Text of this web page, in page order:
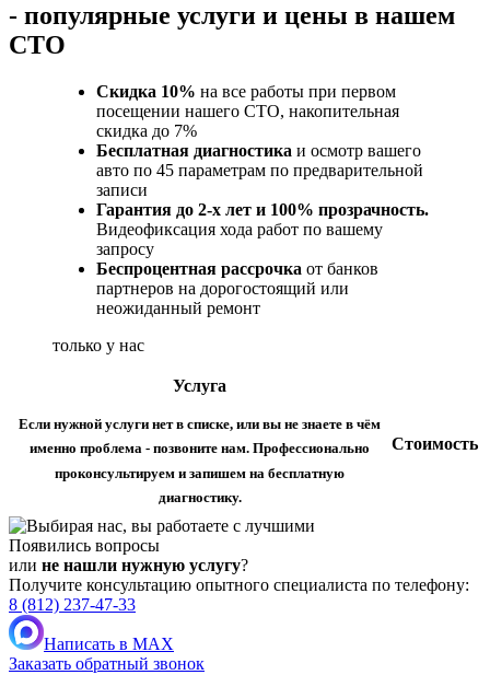
- популярные услуги и цены в нашем
СТО
Скидка 10% на все работы при первом
посещении нашего СТО, накопительная
скидка до 7%
Бесплатная диагностика и осмотр вашего
авто по 45 параметрам по предварительной
записи
Гарантия до 2-х лет и 100% прозрачность.
Видеофиксация хода работ по вашему
запросу
Беспроцентная рассрочка от банков
партнеров на дорогостоящий или
неожиданный ремонт
только у нас
Услуга
Если нужной услуги нет в списке, или вы не знаете в чём
именно проблема - позвоните нам. Профессионально
проконсультируем и запишем на бесплатную
диагностику.
Стоимость
Появились вопросы
или не нашли нужную услугу?
Получите консультацию опытного специалиста по телефону:
8 (812) 237-47-33
Написать в MAX
Заказать обратный звонок